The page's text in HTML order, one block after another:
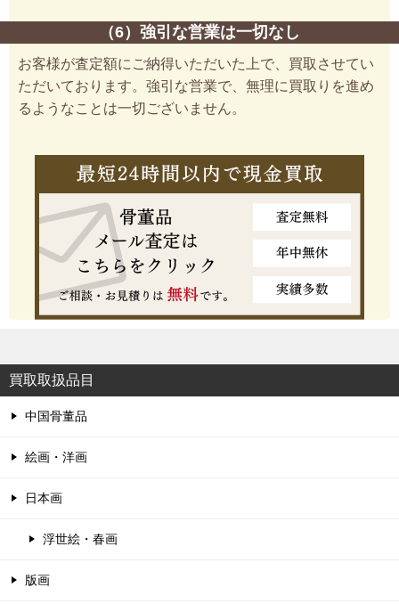
（6）強引な営業は一切なし
お客様が査定額にご納得いただいた上で、買取させてい
ただいております。強引な営業で、無理に買取りを進め
るようなことは一切ございません。
買取取扱品目
中国骨董品
絵画・洋画
日本画
浮世絵・春画
版画